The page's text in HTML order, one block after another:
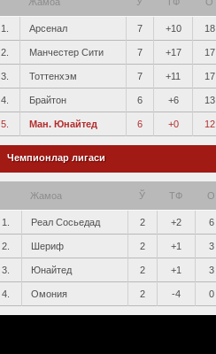
1. Арсенал 7 +10 18
2. Манчестер Сити 7 +17 17
3. Тоттенхэм 7 +11 17
4. Брайтон 6 +6 13
5. Ман. Юнайтед 6 +0 12
Чемпионлар лигаси
Жамоа Ў ТФ О
1. Реал Сосьедад 2 +2 6
2. Шериф 2 +1 3
3. Юнайтед 2 +1 3
4. Омония 2 -4 0